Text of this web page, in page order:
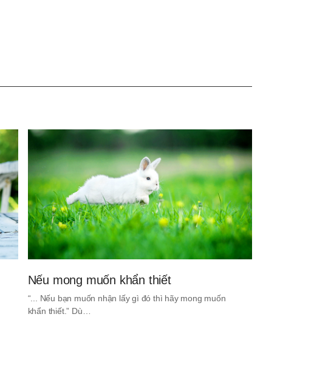
Nếu mong muốn khẩn thiết
“... Nếu bạn muốn nhận lấy gì đó thì hãy mong muốn
khẩn thiết.” Dù…